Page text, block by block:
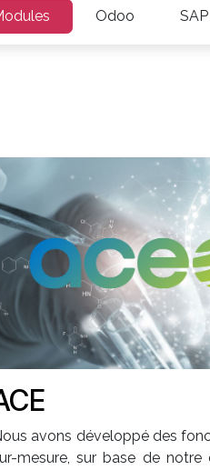
Odoo SAP
avons développé des
mesure, sur base de notre